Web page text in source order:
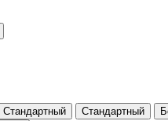
Стандартный Стандартный